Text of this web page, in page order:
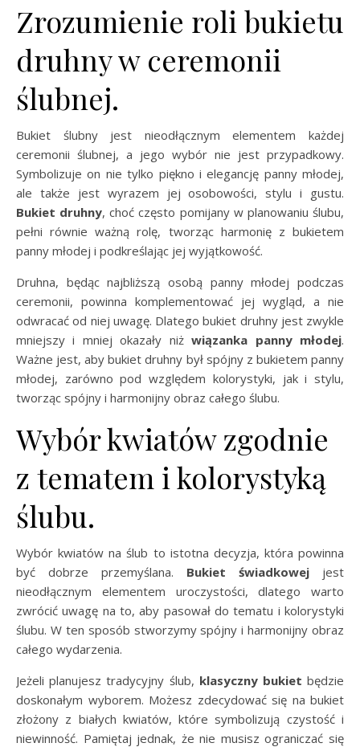
Zrozumienie roli bukietu
druhny w ceremonii
ślubnej.
Bukiet ślubny jest nieodłącznym elementem każdej
ceremonii ślubnej, a jego wybór nie jest przypadkowy.
Symbolizuje on nie tylko piękno i elegancję panny młodej,
ale także jest wyrazem jej osobowości, stylu i gustu.
Bukiet druhny, choć często pomijany w planowaniu ślubu,
pełni równie ważną rolę, tworząc harmonię z bukietem
panny młodej i podkreślając jej wyjątkowość.
Druhna, będąc najbliższą osobą panny młodej podczas
ceremonii, powinna komplementować jej wygląd, a nie
odwracać od niej uwagę. Dlatego bukiet druhny jest zwykle
mniejszy i mniej okazały niżwiązanka panny młodej.
Ważne jest, aby bukiet druhny był spójny z bukietem panny
młodej, zarówno pod względem kolorystyki, jak i stylu,
tworząc spójny i harmonijny obraz całego ślubu.
Wybór kwiatów zgodnie
z tematem i kolorystyką
ślubu.
Wybór kwiatów na ślub to istotna decyzja, która powinna
być dobrze przemyślana. Bukiet świadkowej jest
nieodłącznym elementem uroczystości, dlatego warto
zwrócić uwagę na to, aby pasował do tematu i kolorystyki
ślubu. W ten sposób stworzymy spójny i harmonijny obraz
całego wydarzenia.
Jeżeli planujesz tradycyjny ślub, klasyczny bukiet będzie
doskonałym wyborem. Możesz zdecydować się na bukiet
złożony z białych kwiatów, które symbolizują czystość i
niewinność. Pamiętaj jednak, że nie musisz ograniczać się